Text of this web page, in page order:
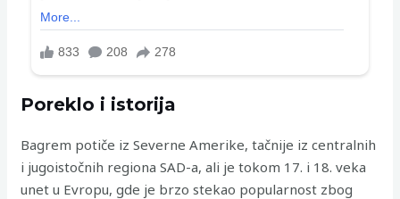
Poreklo i istorija
Bagrem potiče iz Severne Amerike, tačnije iz centralnih
i jugoistočnih regiona SAD-a, ali je tokom 17. i 18. veka
unet u Evropu, gde je brzo stekao popularnost zbog